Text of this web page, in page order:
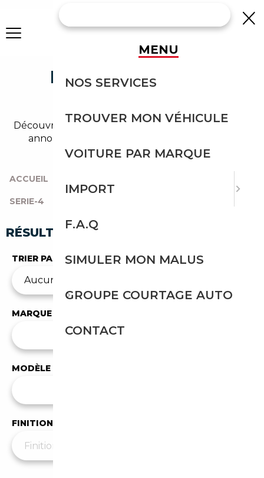
BMW 418 DIESEL
Découvrez un large choix de bmw diesel dans nos
annonces de 418. Un import sans effort avec
Courtage Auto.
ACCUEIL
SERIE-4
RÉSULTATS DE VOTRE RECHERCHE
TRIER PAR
MARQUE
BMW
MODÈLE
FINITION
MENU
NOS SERVICES
TROUVER MON VÉHICULE
VOITURE PAR MARQUE
IMPORT
F.A.Q
SIMULER MON MALUS
GROUPE COURTAGE AUTO
CONTACT